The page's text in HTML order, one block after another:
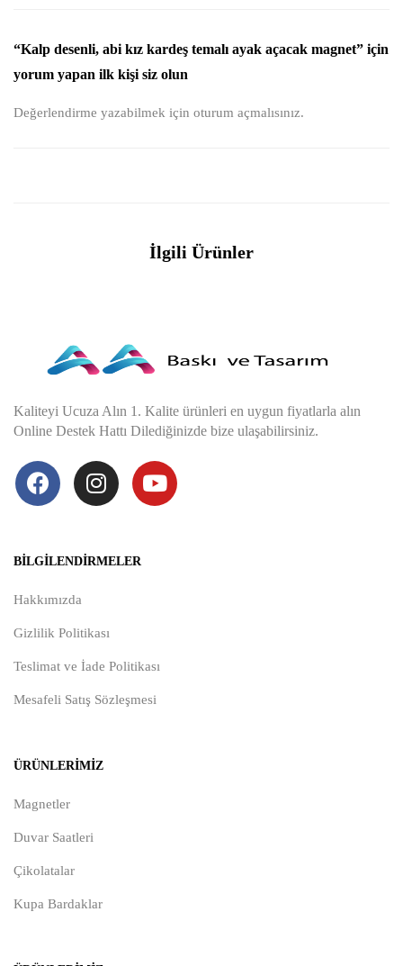
“Kalp desenli, abi kız kardeş temalı ayak açacak magnet” için
yorum yapan ilk kişi siz olun
Değerlendirme yazabilmek için oturum açmalısınız.
İlgili Ürünler
Kaliteyi Ucuza Alın 1. Kalite ürünleri en uygun fiyatlarla alın
Online Destek Hattı Dilediğinizde bize ulaşabilirsiniz.
BILGILENDIRMELER
Hakkımızda
Gizlilik Politikası
Teslimat ve İade Politikası
Mesafeli Satış Sözleşmesi
ÜRÜNLERIMIZ
Magnetler
Duvar Saatleri
Çikolatalar
Kupa Bardaklar